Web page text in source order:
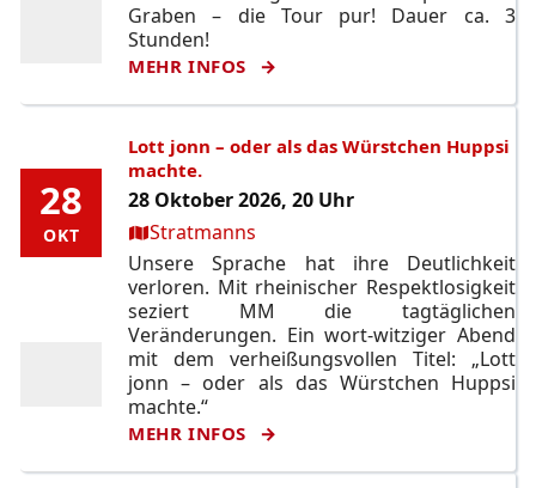
Graben – die Tour pur! Dauer ca. 3
Stunden!
MEHR INFOS
28
OKT
28
OKT
Lott jonn – oder als das Würstchen Huppsi
machte.
28 Oktober 2026, 20 Uhr
Ort:Stratmanns
Unsere Sprache hat ihre Deutlichkeit
verloren. Mit rheinischer Respektlosigkeit
seziert MM die tagtäglichen
Veränderungen. Ein wort-witziger Abend
mit dem verheißungsvollen Titel: „Lott
jonn – oder als das Würstchen Huppsi
machte.“
MEHR INFOS